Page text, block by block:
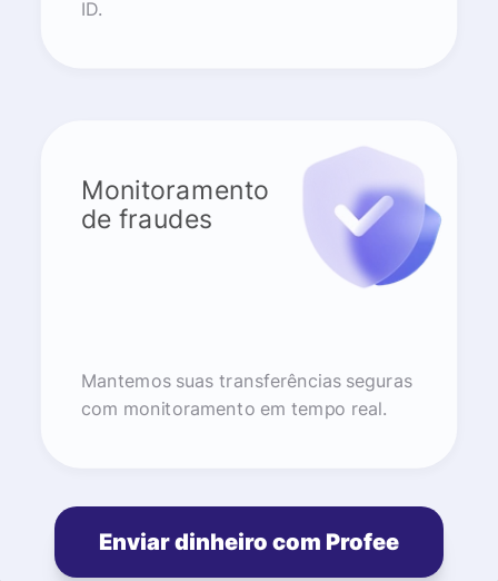
ID.
Monitoramento
de fraudes
Mantemos suas transferências seguras
com monitoramento em tempo real.
Enviar dinheiro com Profee